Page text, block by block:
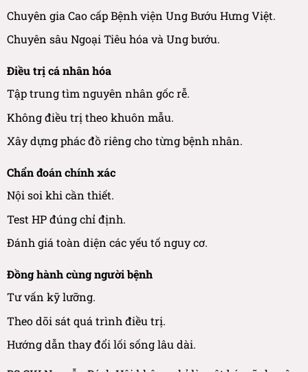
Chuyên gia Cao cấp Bệnh viện Ung Bướu Hưng Việt.
Chuyên sâu Ngoại Tiêu hóa và Ung bướu.
Điều trị cá nhân hóa
Tập trung tìm nguyên nhân gốc rễ.
Không điều trị theo khuôn mẫu.
Xây dựng phác đồ riêng cho từng bệnh nhân.
Chẩn đoán chính xác
Nội soi khi cần thiết.
Test HP đúng chỉ định.
Đánh giá toàn diện các yếu tố nguy cơ.
Đồng hành cùng người bệnh
Tư vấn kỹ lưỡng.
Theo dõi sát quá trình điều trị.
Hướng dẫn thay đổi lối sống lâu dài.